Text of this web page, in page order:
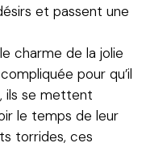
et passent une
charme de la jolie
pour qu’il
ils se mettent
le temps de leur
torrides, ces